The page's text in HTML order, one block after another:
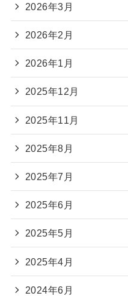
2026年3月
2026年2月
2026年1月
2025年12月
2025年11月
2025年8月
2025年7月
2025年6月
2025年5月
2025年4月
2024年6月